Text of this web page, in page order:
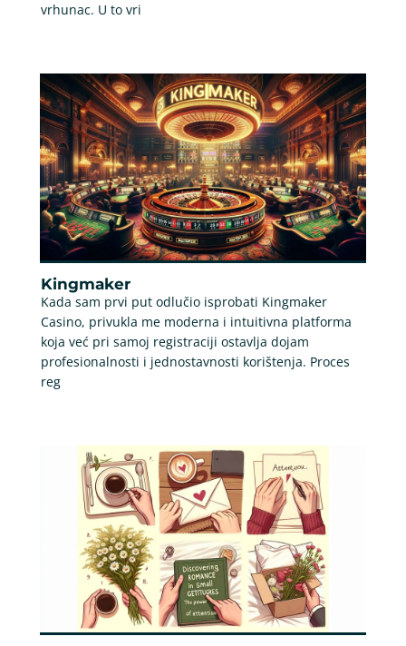
vrhunac. U to vri
Kingmaker
Kada sam prvi put odlučio isprobati Kingmaker
Casino, privukla me moderna i intuitivna platforma
koja već pri samoj registraciji ostavlja dojam
profesionalnosti i jednostavnosti korištenja. Proces
reg